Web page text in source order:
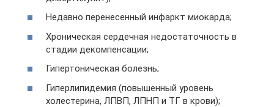
Недавно перенесенный инфаркт миокарда;
Хроническая сердечная недостаточность в
стадии декомпенсации;
Гипертоническая болезнь;
Гиперлипидемия (повышенный уровень
холестерина, ЛПВП, ЛПНП и ТГ в крови);